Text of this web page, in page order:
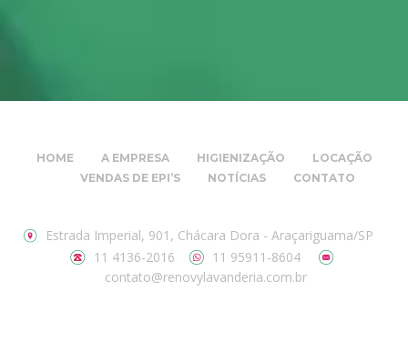
HOME A EMPRESA HIGIENIZAÇÃO
LOCAÇÃO
VENDAS DE EPI’S
NOTÍCIAS CONTATO
Estrada Imperial, 901, Chácara Dora - Araçariguama/SP
11 4136-2016
11 95911-8604
contato@renovylavanderia.com.br